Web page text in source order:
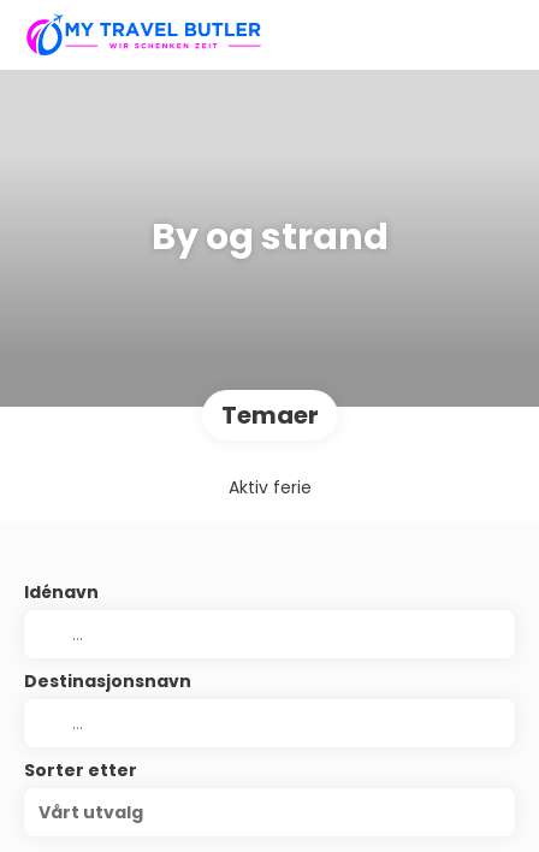
By og strand
Temaer
Aktiv ferie
Idénavn
Destinasjonsnavn
Sorter etter
Vårt utvalg